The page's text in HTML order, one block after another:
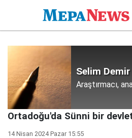
Selim Demir
Araştırmacı,
Ortadoğu'da Sünni bir
14 Nisan 2024 Pazar 15:55